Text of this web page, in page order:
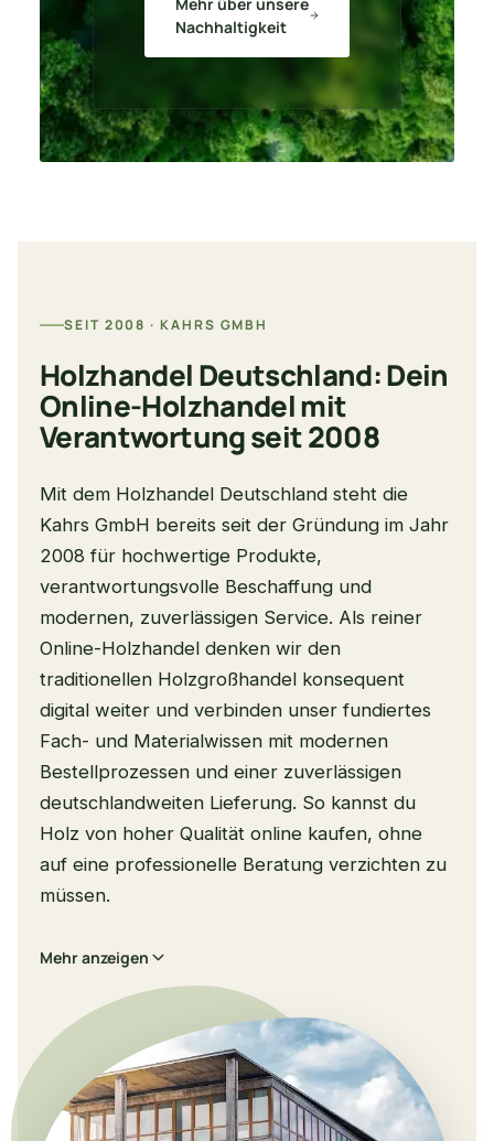
Mehr über unsere
Nachhaltigkeit
SEIT 2008 · KAHRS GMBH
Holzhandel Deutschland: Dein
Online-Holzhandel mit
Verantwortung seit 2008
Mit dem Holzhandel Deutschland steht die
Kahrs GmbH bereits seit der Gründung im Jahr
2008 für hochwertige Produkte,
verantwortungsvolle Beschaffung und
modernen, zuverlässigen Service. Als reiner
Online-Holzhandel denken wir den
traditionellen Holzgroßhandel konsequent
digital weiter und verbinden unser fundiertes
Fach- und Materialwissen mit modernen
Bestellprozessen und einer zuverlässigen
deutschlandweiten Lieferung. So kannst du
Holz von hoher Qualität online kaufen, ohne
auf eine professionelle Beratung verzichten zu
müssen.
Mehr anzeigen